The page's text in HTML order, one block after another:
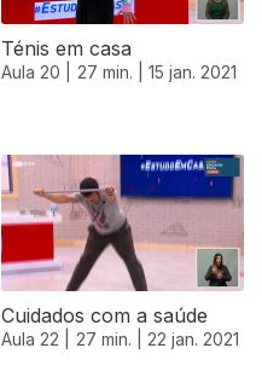
Ténis em casa
Aula 20 | 27 min. | 15 jan. 2021
Cuidados com a saúde
Aula 22 | 27 min. | 22 jan. 2021